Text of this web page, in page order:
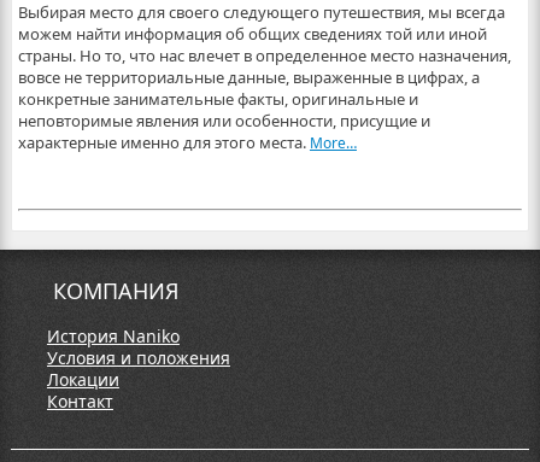
Выбирая место для своего следующего путешествия, мы всегда
можем найти информация об общих сведениях той или иной
страны. Но то, что нас влечет в определенное место назначения,
вовсе не территориальные данные, выраженные в цифрах, а
конкретные занимательные факты, оригинальные и
неповторимые явления или особенности, присущие и
характерные именно для этого места. More…
КОМПАНИЯ
История Naniko
Условия и положения
Локации
Контакт